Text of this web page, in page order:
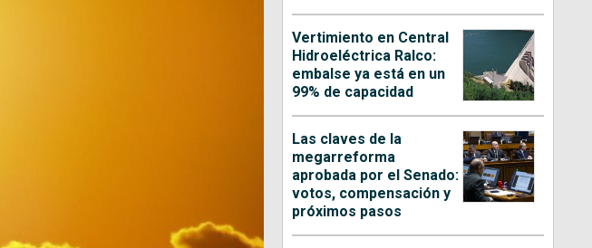
Vertimiento en Central
Hidroeléctrica Ralco:
embalse ya está en un
99% de capacidad
Las claves de la
megarreforma
aprobada por el Senado:
votos, compensación y
próximos pasos